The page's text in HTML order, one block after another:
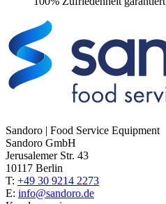
Sandoro | Food Service Equipment
Sandoro GmbH
Jerusalemer Str. 43
10117 Berlin
T: +49 30 9214 2273
E: info@sandoro.de